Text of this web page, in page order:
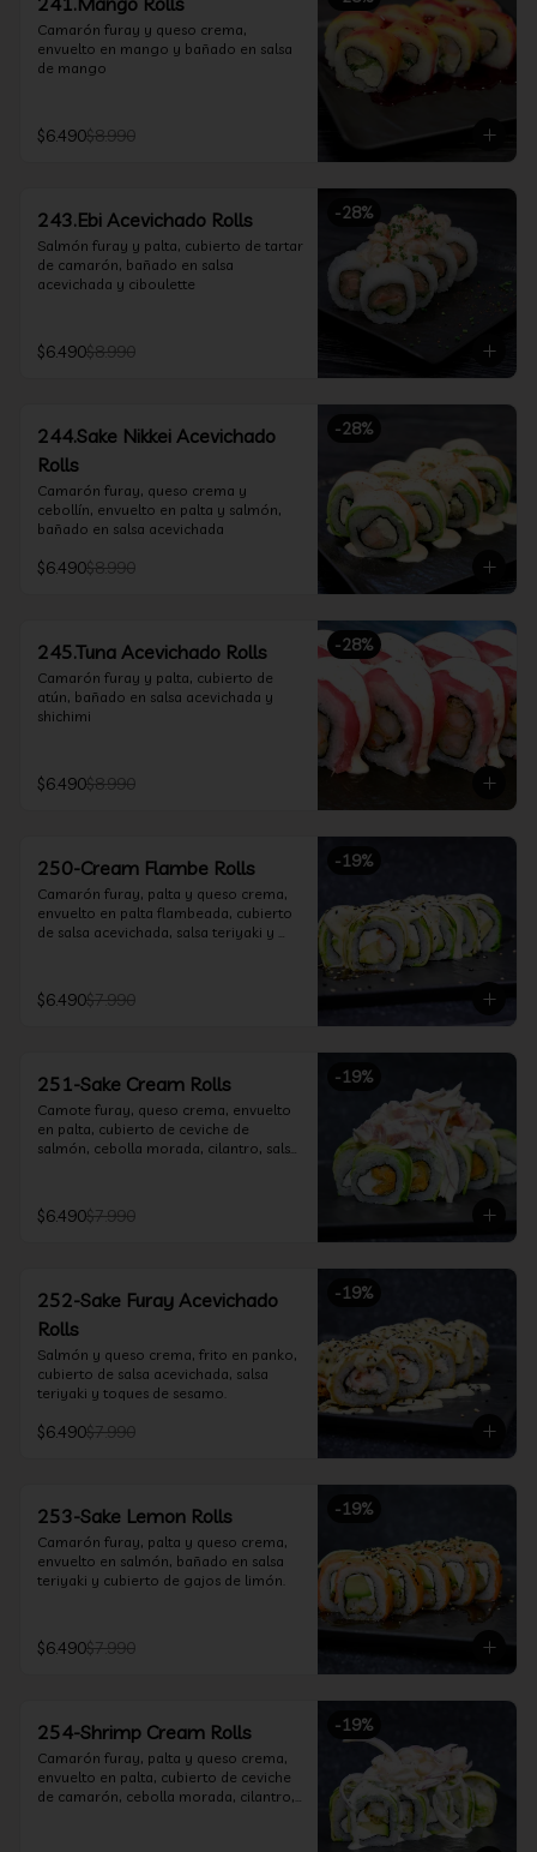
Camarón furay y queso crema,
envuelto en mango y bañado en salsa
de mango
$6.490$8.990
-28%
243.Ebi Acevichado Rolls
Salmón furay y palta, cubierto de tartar
de camarón, bañado en salsa
acevichada y ciboulette
$6.490$8.990
-28%
244.Sake Nikkei Acevichado
Rolls
Camarón furay, queso crema y
cebollín, envuelto en palta y salmón,
bañado en salsa acevichada
$6.490$8.990
-28%
245.Tuna Acevichado Rolls
Camarón furay y palta, cubierto de
atún, bañado en salsa acevichada y
shichimi
$6.490$8.990
-19%
250-Cream Flambe Rolls
Camarón furay, palta y queso crema,
envuelto en palta flambeada, cubierto
de salsa acevichada, salsa teriyaki y
$6.490$7.990
-19%
251-Sake Cream Rolls
Camote furay, queso crema, envuelto
en palta, cubierto de ceviche de
salmón, cebolla morada, cilantro, salsa
$6.490$7.990
-19%
252-Sake Furay Acevichado
Rolls
Salmón y queso crema, frito en panko,
cubierto de salsa acevichada, salsa
teriyaki y toques de sesamo.
$6.490$7.990
-19%
253-Sake Lemon Rolls
Camarón furay, palta y queso crema,
envuelto en salmón, bañado en salsa
teriyaki y cubierto de gajos de limón.
$6.490$7.990
-19%
254-Shrimp Cream Rolls
Camarón furay, palta y queso crema,
envuelto en palta, cubierto de ceviche
de camarón, cebolla morada, cilantro,